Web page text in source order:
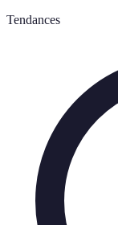
Tendances